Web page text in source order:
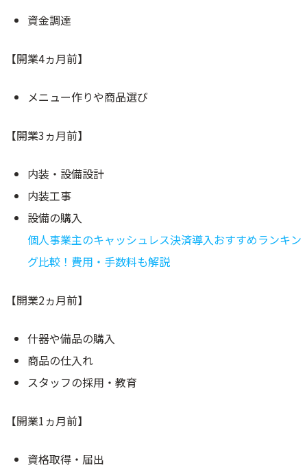
資金調達
【開業4ヵ月前】
メニュー作りや商品選び
【開業3ヵ月前】
内装・設備設計
内装工事
設備の購入
個人事業主のキャッシュレス決済導入おすすめランキン
グ比較！費用・手数料も解説
【開業2ヵ月前】
什器や備品の購入
商品の仕入れ
スタッフの採用・教育
【開業1ヵ月前】
資格取得・届出